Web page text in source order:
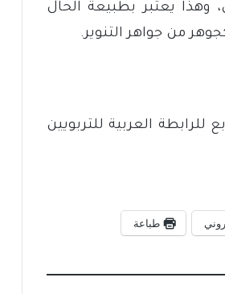
وهذا يعتبر بطبيعة الحال
من جواهر التنوير.
العربية للتربويين
طباعة